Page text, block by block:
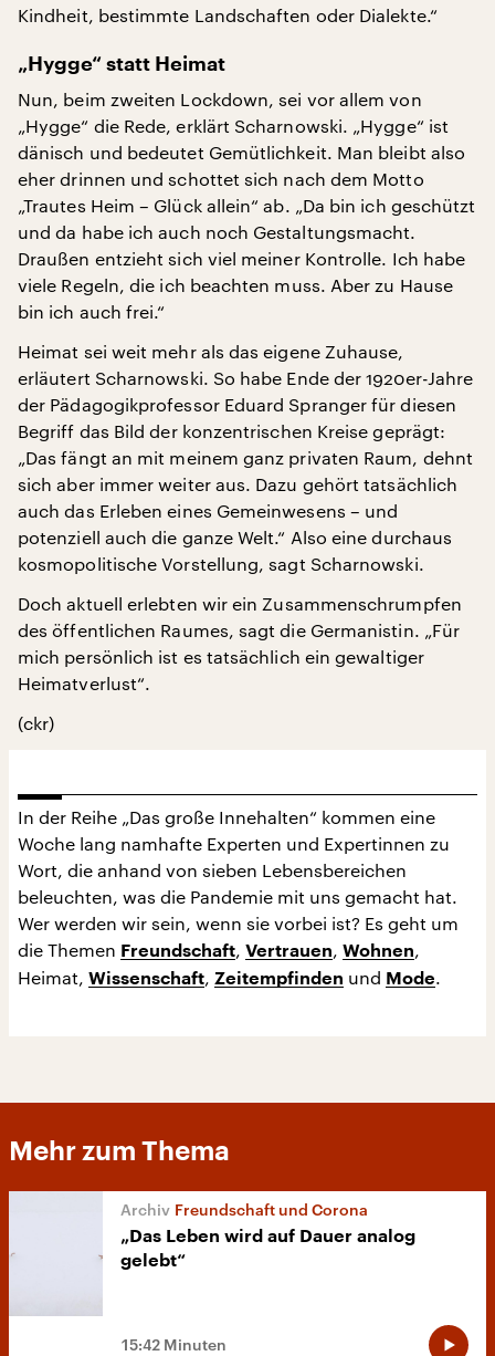
Kindheit, bestimmte Landschaften oder Dialekte.“
„Hygge“ statt Heimat
Nun, beim zweiten Lockdown, sei vor allem von
„Hygge“ die Rede, erklärt Scharnowski. „Hygge“ ist
dänisch und bedeutet Gemütlichkeit. Man bleibt also
eher drinnen und schottet sich nach dem Motto
„Trautes Heim – Glück allein“ ab. „Da bin ich geschützt
und da habe ich auch noch Gestaltungsmacht.
Draußen entzieht sich viel meiner Kontrolle. Ich habe
viele Regeln, die ich beachten muss. Aber zu Hause
bin ich auch frei.“
Heimat sei weit mehr als das eigene Zuhause,
erläutert Scharnowski. So habe Ende der 1920er-Jahre
der Pädagogikprofessor Eduard Spranger für diesen
Begriff das Bild der konzentrischen Kreise geprägt:
„Das fängt an mit meinem ganz privaten Raum, dehnt
sich aber immer weiter aus. Dazu gehört tatsächlich
auch das Erleben eines Gemeinwesens – und
potenziell auch die ganze Welt.“ Also eine durchaus
kosmopolitische Vorstellung, sagt Scharnowski.
Doch aktuell erlebten wir ein Zusammenschrumpfen
des öffentlichen Raumes, sagt die Germanistin. „Für
mich persönlich ist es tatsächlich ein gewaltiger
Heimatverlust“.
(ckr)
In der Reihe „Das große Innehalten“ kommen eine
Woche lang namhafte Experten und Expertinnen zu
Wort, die anhand von sieben Lebensbereichen
beleuchten, was die Pandemie mit uns gemacht hat.
Wer werden wir sein, wenn sie vorbei ist? Es geht um
die Themen Freundschaft, Vertrauen, Wohnen,
Heimat, Wissenschaft, Zeitempfinden und Mode.
Mehr zum Thema
Freundschaft und Corona
„Das Leben wird auf Dauer analog
gelebt“
15:42 Minuten